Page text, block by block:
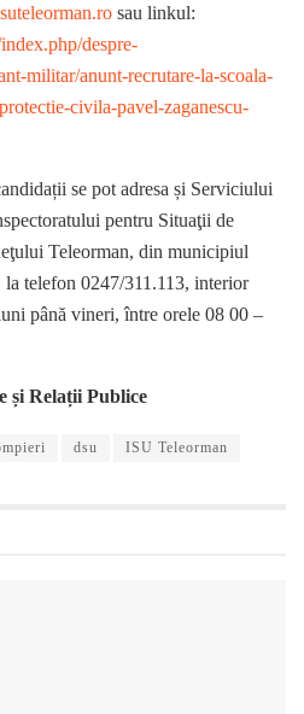
sau linkul:
despre-
militar/anunt-recrutare-la-scoala-
civila-pavel-zaganescu-
se pot adresa și Serviciului
pentru Situaţii de
Teleorman, din municipiul
telefon 0247/311.113, interior
până vineri, între orele 08 00 –
și Relații Publice
dsu ISU Teleorman